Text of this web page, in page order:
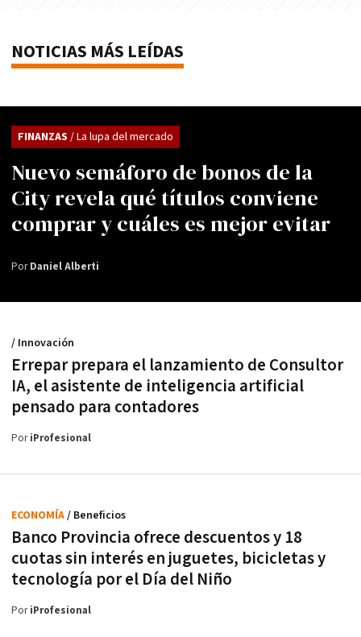
NOTICIAS MÁS LEÍDAS
Nuevo semáforo de bonos de la
City revela qué títulos conviene
comprar y cuáles es mejor evitar
FINANZAS / La lupa del mercado
PorDaniel Alberti
Errepar prepara el lanzamiento de Consultor
IA, el asistente de inteligencia artificial
pensado para contadores
/ Innovación
PoriProfesional
Banco Provincia ofrece descuentos y 18
cuotas sin interés en juguetes, bicicletas y
tecnología por el Día del Niño
ECONOMÍA/ Beneficios
PoriProfesional